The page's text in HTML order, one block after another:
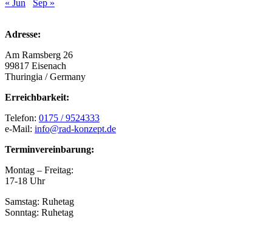
« Jun
Sep »
Adresse:
Am Ramsberg 26
99817 Eisenach
Thuringia / Germany
Erreichbarkeit:
Telefon: 0175 / 9524333
e-Mail: info@rad-konzept.de
Terminvereinbarung:
Montag – Freitag:
17-18 Uhr
Samstag: Ruhetag
Sonntag: Ruhetag